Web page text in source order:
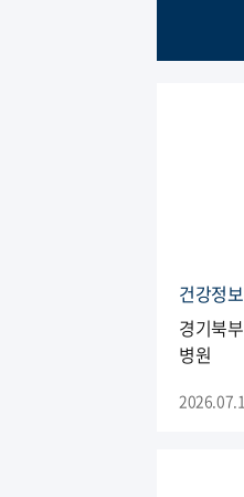
건강정보
경기북
병원